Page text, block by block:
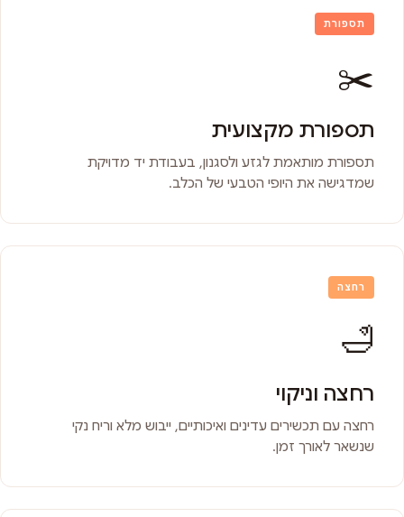
תספורת
✂️
תספורת מקצועית
תספורת מותאמת לגזע ולסגנון, בעבודת יד מדויקת
שמדגישה את היופי הטבעי של הכלב.
רחצה
🛁
רחצה וניקוי
רחצה עם תכשירים עדינים ואיכותיים, ייבוש מלא וריח נקי
שנשאר לאורך זמן.